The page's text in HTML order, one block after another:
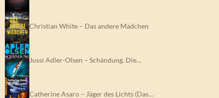
Christian White – Das andere Mädchen
Jussi Adler-Olsen – Schändung. Die…
Catherine Asaro – Jäger des Lichts (Das…